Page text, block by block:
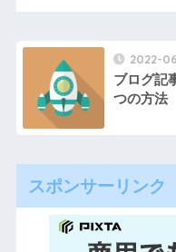
2022-
ブログ記
つの方法
スポンサーリンク